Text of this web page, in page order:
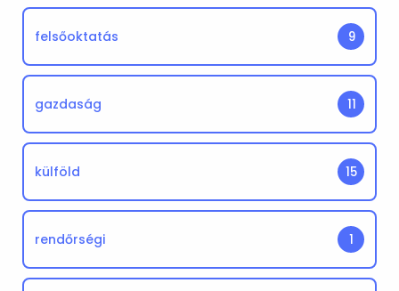
felsőoktatás 9
gazdaság 11
külföld 15
rendőrségi 1